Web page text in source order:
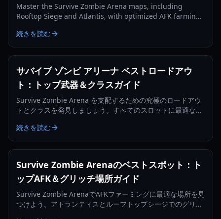
Master the Survive Zombie Arena maps, including
Rooftop Siege and Atlantis, with optimized AFK farming
and credits.
続きを読む
サバイブ ゾンビ アリーナ ベストロードアウ
ト：トップ武器＆クラスガイド
Survive Zombie Arena を支配するための究極のロードアウ
トとクラスを発見しましょう。すべてのスロットに最適な武
続きを読む
Survive Zombie Arenaのベストスポット：ト
ップAFK＆グリッチ場所ガイド
Survive Zombie ArenaでAFKファーミングに最適な場所を見
つけよう。アトランティスとルーフトップシージでのグリッ